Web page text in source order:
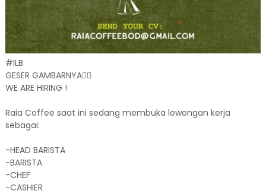
#ILB
GESER GAMBARNYA👈🏻
WE ARE HIRING !
Raia Coffee saat ini sedang membuka lowongan kerja
sebagai:
-HEAD BARISTA
-BARISTA
-CHEF
-CASHIER